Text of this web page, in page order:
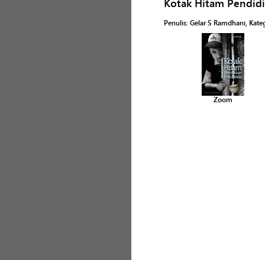
Kotak Hitam
Penulis: Gelar S Ramdhani,
Zoom